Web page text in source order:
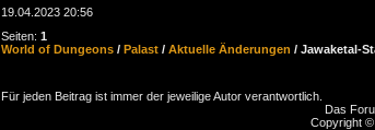
19.04.2023 20:56
Seiten: 1
World of Dungeons / Palast / Aktuelle Änderungen / Jawaketal-
Für jeden Beitrag ist immer der jeweilige Autor verantwortlich.
Das
Copyright